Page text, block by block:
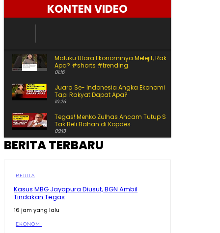
KONTEN VIDEO
Maluku Utara Ekonominya Melejit, Rakyat Kebagian
Apa? #shorts #trending
01:16
Juara Se- Indonesia Angka Ekonomi Tumbuh Tajam,
Tapi Rakyat Dapat Apa?
10:26
Tegas! Menko Zulhas Ancam Tutup SPPG yang Nekat
Tak Beli Bahan di Kopdes
09:13
Sherly Disentil! Nazlatan Berharap Jalan Cepat Beres
08:44
Jadi Raja Pertumbuhan Ekonomi Indonesia!
BERITA TERBARU
BERITA
Kasus MBG Jayapura Diusut, BGN Ambil
Tindakan Tegas
16 jam yang lalu
EKONOMI